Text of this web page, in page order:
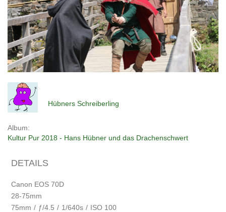
Hübners Schreiberling
Album:
Kultur Pur 2018 - Hans Hübner und das Drachenschwert
DETAILS
Canon EOS 70D
28-75mm
75mm / ƒ/4.5 / 1/640s / ISO 100